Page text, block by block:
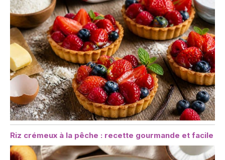
Riz crémeux à la pêche : recette gourmande et facile